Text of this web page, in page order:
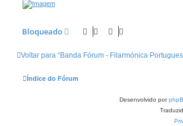
Bloqueado
Voltar para “Banda Fórum - Filarmónica
Índice do Fórum
Desenvolvido por